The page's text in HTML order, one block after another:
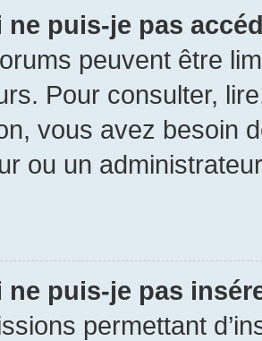
ne puis-je pas
peuvent être
Pour consulter,
vous avez besoin
ou un
ne puis-je pas
permettant